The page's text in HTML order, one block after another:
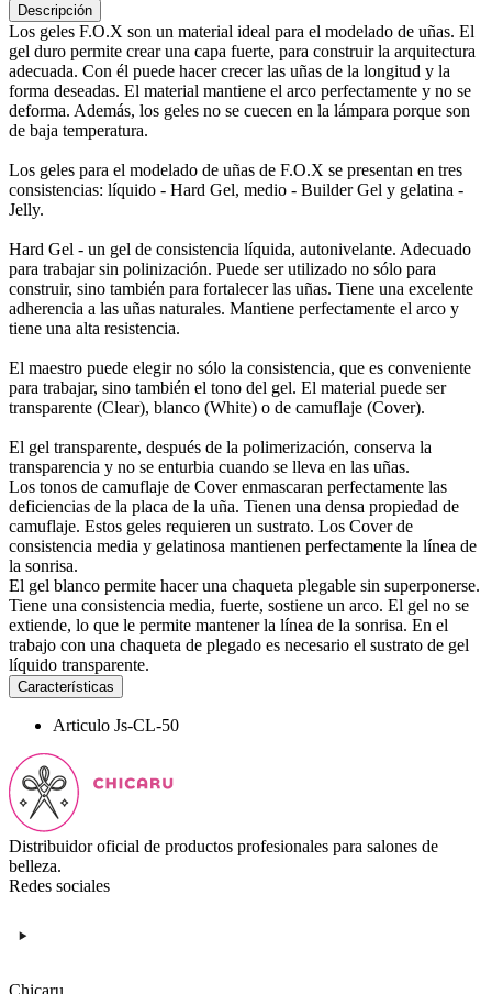
Descripción
Los geles F.O.X son un material ideal para el modelado de uñas. El
gel duro permite crear una capa fuerte, para construir la arquitectura
adecuada. Con él puede hacer crecer las uñas de la longitud y la
forma deseadas. El material mantiene el arco perfectamente y no se
deforma. Además, los geles no se cuecen en la lámpara porque son
de baja temperatura.
Los geles para el modelado de uñas de F.O.X se presentan en tres
consistencias: líquido - Hard Gel, medio - Builder Gel y gelatina -
Jelly.
Hard Gel - un gel de consistencia líquida, autonivelante. Adecuado
para trabajar sin polinización. Puede ser utilizado no sólo para
construir, sino también para fortalecer las uñas. Tiene una excelente
adherencia a las uñas naturales. Mantiene perfectamente el arco y
tiene una alta resistencia.
El maestro puede elegir no sólo la consistencia, que es conveniente
para trabajar, sino también el tono del gel. El material puede ser
transparente (Clear), blanco (White) o de camuflaje (Cover).
El gel transparente, después de la polimerización, conserva la
transparencia y no se enturbia cuando se lleva en las uñas.
Los tonos de camuflaje de Cover enmascaran perfectamente las
deficiencias de la placa de la uña. Tienen una densa propiedad de
camuflaje. Estos geles requieren un sustrato. Los Cover de
consistencia media y gelatinosa mantienen perfectamente la línea de
la sonrisa.
El gel blanco permite hacer una chaqueta plegable sin superponerse.
Tiene una consistencia media, fuerte, sostiene un arco. El gel no se
extiende, lo que le permite mantener la línea de la sonrisa. En el
trabajo con una chaqueta de plegado es necesario el sustrato de gel
líquido transparente.
Características
Articulo Js-CL-50
Distribuidor oficial de productos profesionales para salones de
belleza.
Redes sociales
Chicaru